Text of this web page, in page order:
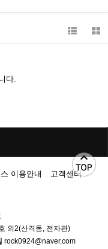
다.
이용안내 고객센터
외2(산격동, 전자관)
rock0924@naver.com